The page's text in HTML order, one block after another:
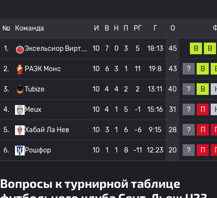
№ Команда И В Н П РГ Г О
1. Эксельсиор Вирт 10 7 0 3 5 18:13 45 В В
2. РАЭК Монс 10 6 3 1 11 19:8 43 ? В
3. Tubize 10 4 4 2 2 13:11 40 ? В
4. Meux 10 4 1 5 -1 15:16 31 ? П
5. Хабай Ла Нев 10 3 1 6 -6 9:15 28 ? П
6. Рошфор 10 1 1 8 -11 12:23 20 ? П
Вопросы к турнирной таблице